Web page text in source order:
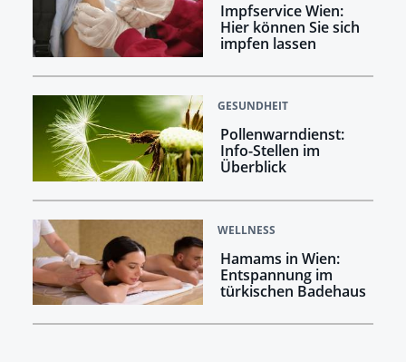
Impfservice Wien:
Hier können Sie sich
impfen lassen
GESUNDHEIT
Pollenwarndienst:
Info-Stellen im
Überblick
WELLNESS
Hamams in Wien:
Entspannung im
türkischen Badehaus